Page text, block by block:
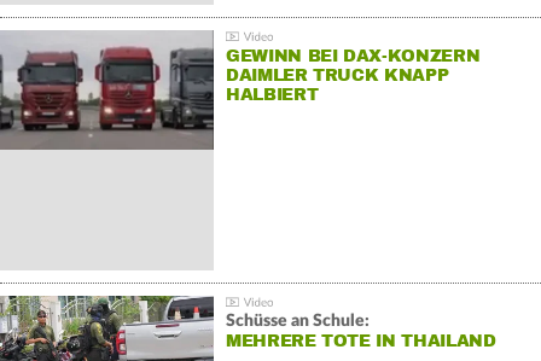
GEWINN BEI DAX-KONZERN
DAIMLER TRUCK KNAPP
HALBIERT
Schüsse an Schule:
MEHRERE TOTE IN THAILAND